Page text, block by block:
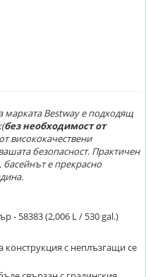
марката Bestway е подходящ
без необходимост от
висококачествени
безопасност. Практичен
е прекрасно
- 58383 (2,006 L / 530 gal.)
конструкция с неплъзгащи се